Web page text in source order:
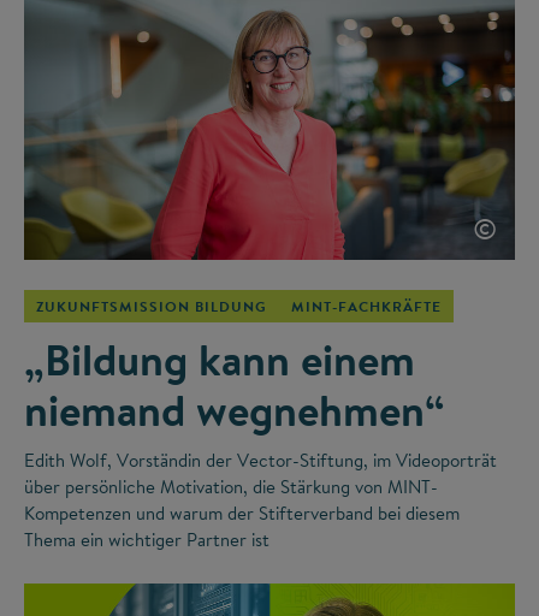
©
ZUKUNFTSMISSION BILDUNG MINT-FACHKRÄFTE
„Bildung kann einem
niemand wegnehmen“
Edith Wolf, Vorständin der Vector-Stiftung, im Videoporträt
über persönliche Motivation, die Stärkung von MINT-
Kompetenzen und warum der Stifterverband bei diesem
Thema ein wichtiger Partner ist